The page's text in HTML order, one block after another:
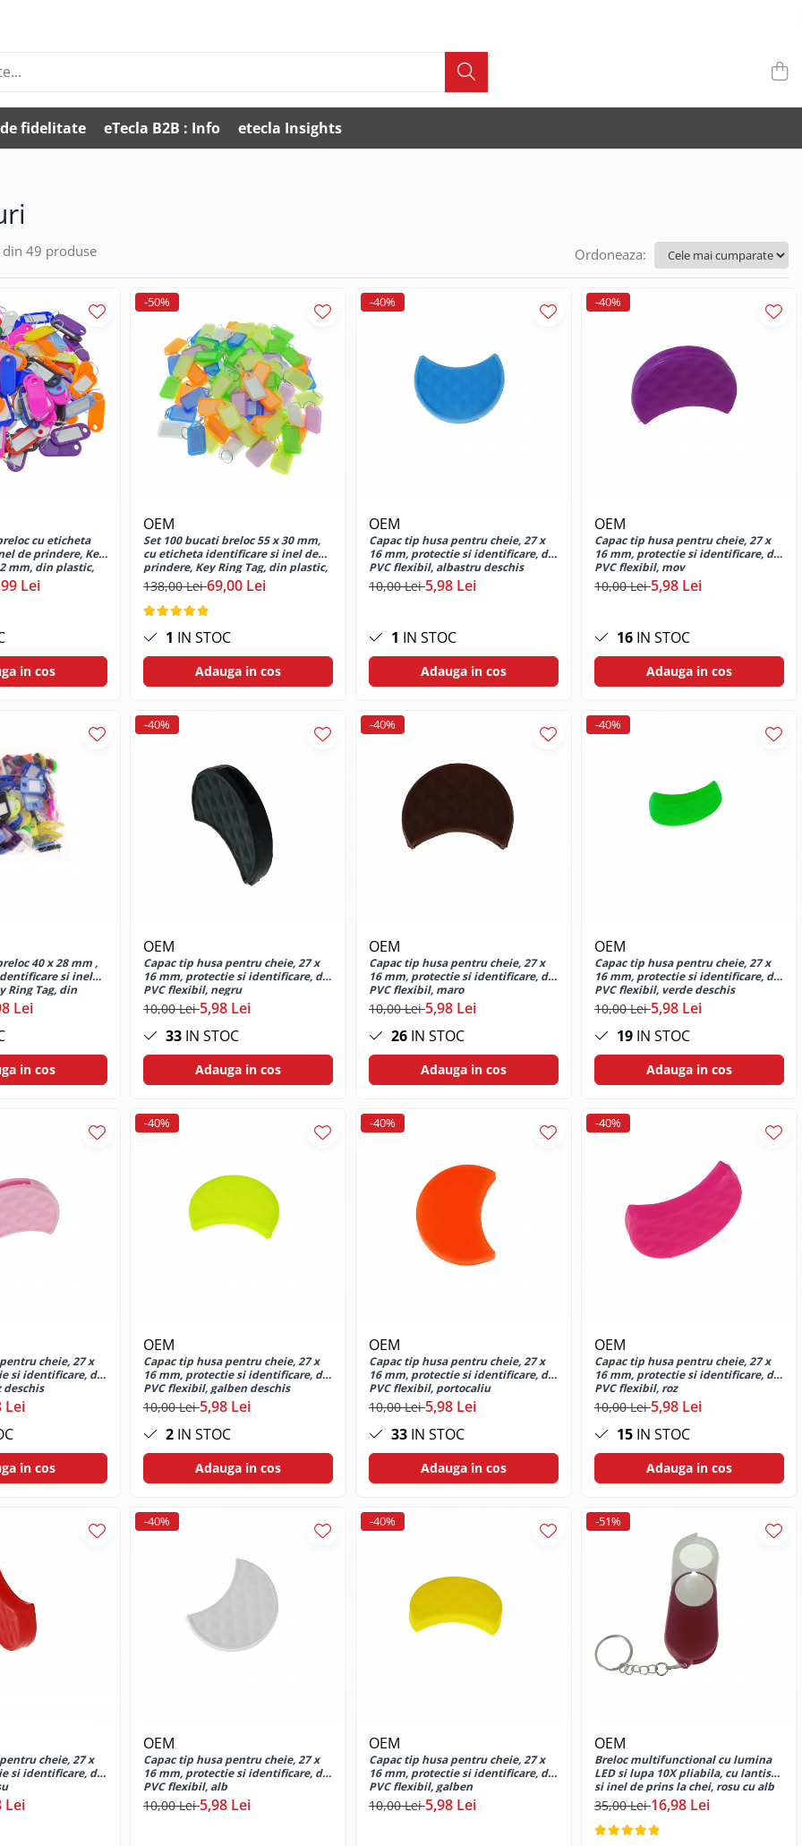
fidelitate eTecla B2B : Info etecla Insights
din 49 produse Ordoneaza:
cu eticheta
de prindere, Key
mm, din plastic,
Lei
in cos
-50%
OEM
Set 100 bucati breloc 55 x 30 mm,
cu eticheta identificare si inel de
prindere, Key Ring Tag, din plastic,
multicolor
138,00 Lei69,00 Lei
1 IN STOC
Adauga in cos
-40%
OEM
Capac tip husa pentru cheie, 27 x
16 mm, protectie si identificare, din
PVC flexibil, albastru deschis
10,00 Lei5,98 Lei
1 IN STOC
Adauga in cos
-40%
OEM
Capac tip husa pentru cheie, 27 x
16 mm, protectie si identificare, din
PVC flexibil, mov
10,00 Lei5,98 Lei
16 IN STOC
Adauga in cos
40 x 28 mm ,
si inel
Ring Tag, din
Lei
in cos
-40%
OEM
Capac tip husa pentru cheie, 27 x
16 mm, protectie si identificare, din
PVC flexibil, negru
10,00 Lei5,98 Lei
33 IN STOC
Adauga in cos
-40%
OEM
Capac tip husa pentru cheie, 27 x
16 mm, protectie si identificare, din
PVC flexibil, maro
10,00 Lei5,98 Lei
26 IN STOC
Adauga in cos
-40%
OEM
Capac tip husa pentru cheie, 27 x
16 mm, protectie si identificare, din
PVC flexibil, verde deschis
10,00 Lei5,98 Lei
19 IN STOC
Adauga in cos
cheie, 27 x
si identificare, din
deschis
Lei
in cos
-40%
OEM
Capac tip husa pentru cheie, 27 x
16 mm, protectie si identificare, din
PVC flexibil, galben deschis
10,00 Lei5,98 Lei
2 IN STOC
Adauga in cos
-40%
OEM
Capac tip husa pentru cheie, 27 x
16 mm, protectie si identificare, din
PVC flexibil, portocaliu
10,00 Lei5,98 Lei
33 IN STOC
Adauga in cos
-40%
OEM
Capac tip husa pentru cheie, 27 x
16 mm, protectie si identificare, din
PVC flexibil, roz
10,00 Lei5,98 Lei
15 IN STOC
Adauga in cos
cheie, 27 x
si identificare, din
Lei
-40%
OEM
Capac tip husa pentru cheie, 27 x
16 mm, protectie si identificare, din
PVC flexibil, alb
10,00 Lei5,98 Lei
-40%
OEM
Capac tip husa pentru cheie, 27 x
16 mm, protectie si identificare, din
PVC flexibil, galben
10,00 Lei5,98 Lei
-51%
OEM
Breloc multifunctional cu lumina
LED si lupa 10X pliabila, cu lantisor
si inel de prins la chei, rosu cu alb
35,00 Lei16,98 Lei